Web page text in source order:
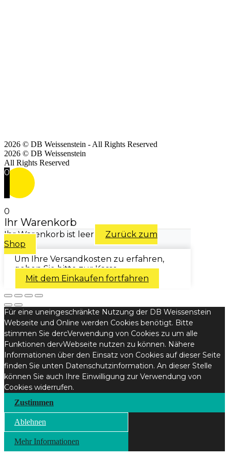
2026 © DB Weissenstein - All Rights Reserved
2026 © DB Weissenstein
All Rights Reserved
0
0
Ihr Warenkorb
Ihr Warenkorb ist leer
Zurück zum
Shop
Um Ihre Versandkosten zu erfahren,
gehen Sie bitte zur Kasse.
Mit dem Einkaufen fortfahren
Für eine uneingeschränkte Nutzung der DB Weissenstein
Webseite und Online werden Cookies benötigt. Bitte
stimmen Sie dercVerwendung von Cookies zu um alle
Funktionen dervWebseite nutzen zu können. Nähere
Informationen über den Einsatz von Cookies auf dieser Seite
finden Sie unten Datenschutzinformation. An dieser Stelle
können Sie auch Ihre Einwilligung zur Verwendung von
Cookies widerrufen.
Zustimmen
Ablehnen
Mehr Informationen